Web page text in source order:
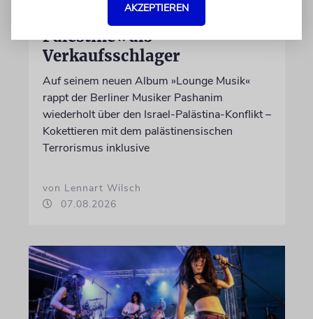
Rapper Pashanim: »Free
Palestine« als
Verkaufsschlager
Auf seinem neuen Album »Lounge Musik«
rappt der Berliner Musiker Pashanim
wiederholt über den Israel-Palästina-Konflikt –
Kokettieren mit dem palästinensischen
Terrorismus inklusive
von Lennart Wilsch
07.08.2026
AKZEPTIEREN